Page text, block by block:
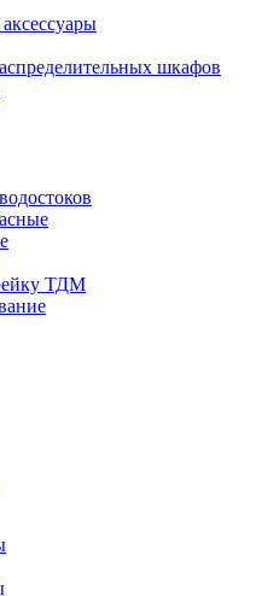
шкафов
ТДМ